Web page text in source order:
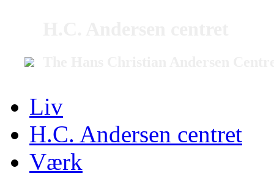
Liv
H.C. Andersen centret
Værk